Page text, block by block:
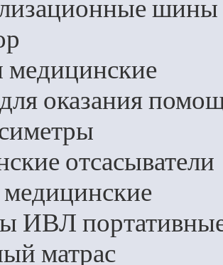
шины
оказания
отсасыватели
ИВЛ
матрас